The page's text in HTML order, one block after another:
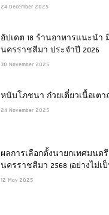
24 December 2025
อัปเดต 18 ร้านอาหารแนะนำ
นครราชสีมา ประจำปี 2026
30 November 2025
หนับโภชนา ก๋วยเตี๋ยวเนื้อเต
24 November 2025
ผลการเลือกตั้งนายกเทศมนต
นครราชสีมา 2568 (อย่างไม่เ
12 May 2025